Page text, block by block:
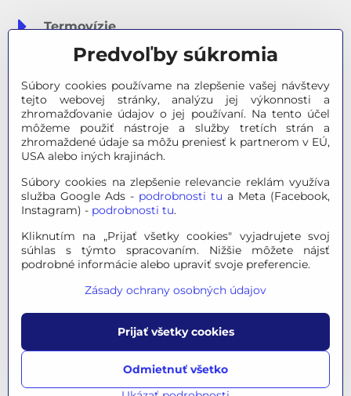
Termovízie
Meteostanice
Značky
Výpredaj
Tipy na darčeky
Poradňa - Ako si vybrať
© 2026 OPTINO s.r.o., všetky práva vyhradené. Všetky logá a
vlastníka.
Mapa stránok|Právne informácie|Ochrana osobných
údajov|Nastavenie súkromia
spoločnosťou Google, platiaPravidlá ochrany osobných
údajovaZmluvné podmienky.
Predvoľby súkromia
Súbory cookies používame na zlepšenie vašej návštevy
tejto webovej stránky, analýzu jej výkonnosti a
zhromažďovanie údajov o jej používaní. Na tento účel
môžeme použiť nástroje a služby tretích strán a
zhromaždené údaje sa môžu preniesť k partnerom v EÚ,
USA alebo iných krajinách.
Súbory cookies na zlepšenie relevancie reklám využíva
služba Google Ads - podrobnosti tu a Meta (Facebook,
Instagram) - podrobnosti tu.
Kliknutím na „Prijať všetky cookies" vyjadrujete svoj
súhlas s týmto spracovaním. Nižšie môžete nájsť
podrobné informácie alebo upraviť svoje preferencie.
Zásady ochrany osobných údajov
Prijať všetky cookies
Odmietnuť všetko